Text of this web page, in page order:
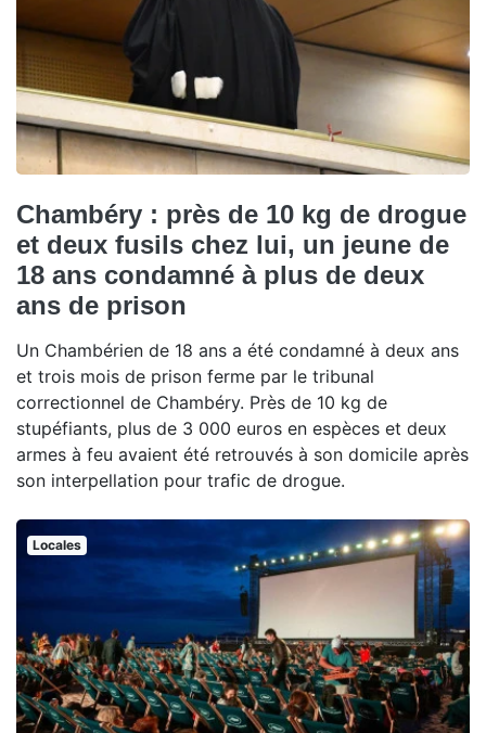
Chambéry : près de 10 kg de drogue
et deux fusils chez lui, un jeune de
18 ans condamné à plus de deux
ans de prison
Un Chambérien de 18 ans a été condamné à deux ans
et trois mois de prison ferme par le tribunal
correctionnel de Chambéry. Près de 10 kg de
stupéfiants, plus de 3 000 euros en espèces et deux
armes à feu avaient été retrouvés à son domicile après
son interpellation pour trafic de drogue.
Locales